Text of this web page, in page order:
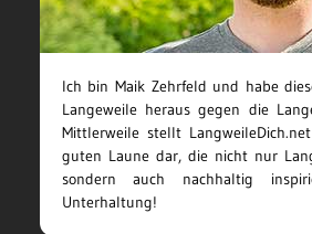
Ich bin Maik Zehrfeld und habe
Langeweile heraus gegen die
Mittlerweile stellt
guten Laune dar, die nicht nur
sondern auch nachhaltig
Unterhaltung!